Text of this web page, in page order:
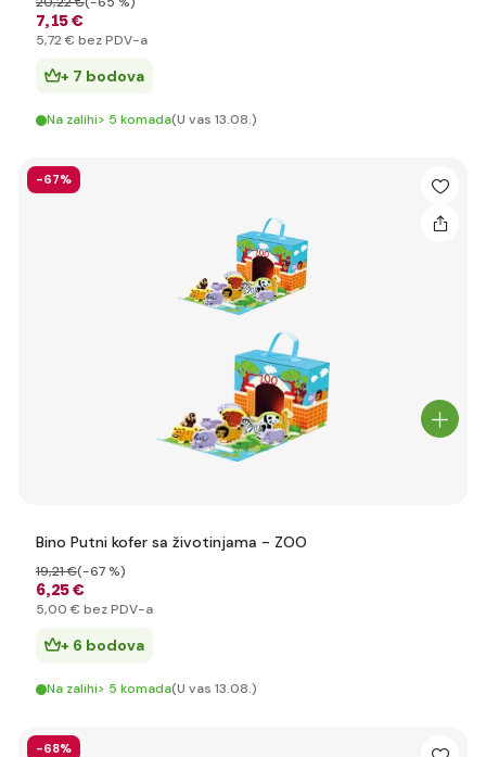
7,15 €
5,72 € bez PDV-a
+ 7 bodova
Na zalihi> 5 komada(U vas 13.08.)
-67%
Bino Putni kofer sa životinjama - ZOO
6,25 €
19,21 €(-67 %)
5,00 € bez PDV-a
+ 6 bodova
Na zalihi> 5 komada(U vas 13.08.)
-68%